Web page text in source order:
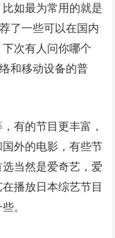
如最为常用的就是
了一些可以在国内
次有人问你哪个
和移动设备的普
有的节目更丰富，
外的电影，有些节
当然是爱奇艺，爱
播放日本综艺节目
。